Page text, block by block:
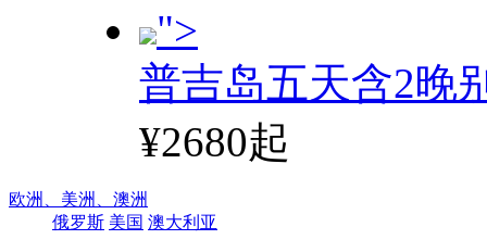
">
普吉岛五天含2晚
¥2680起
欧洲、 美洲、 澳洲
俄罗斯 美国 澳大利亚